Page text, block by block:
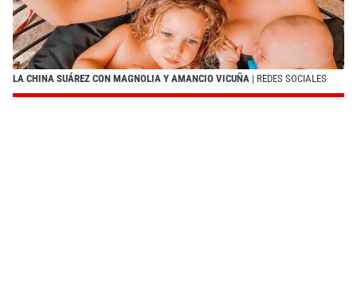
LA CHINA SUÁREZ CON MAGNOLIA Y AMANCIO VICUÑA | REDES SOCIALES